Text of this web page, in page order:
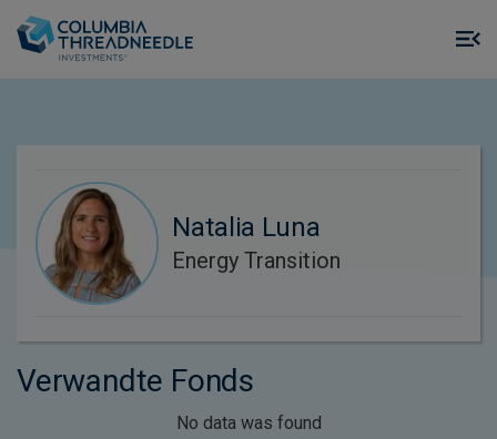
Natalia Luna
Energy Transition
Verwandte Fonds
No data was found